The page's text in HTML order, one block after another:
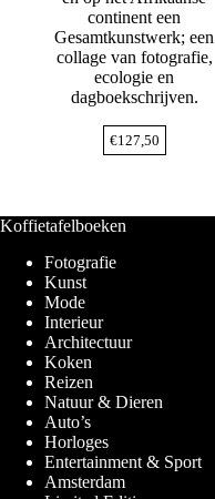
continent een
Gesamtkunstwerk; een
collage van fotografie,
ecologie en
dagboekschrijven.
€127,50
Koffietafelboeken
Fotografie
Kunst
Mode
Interieur
Architectuur
Koken
Reizen
Natuur & Dieren
Auto’s
Horloges
Entertainment & Sport
Amsterdam